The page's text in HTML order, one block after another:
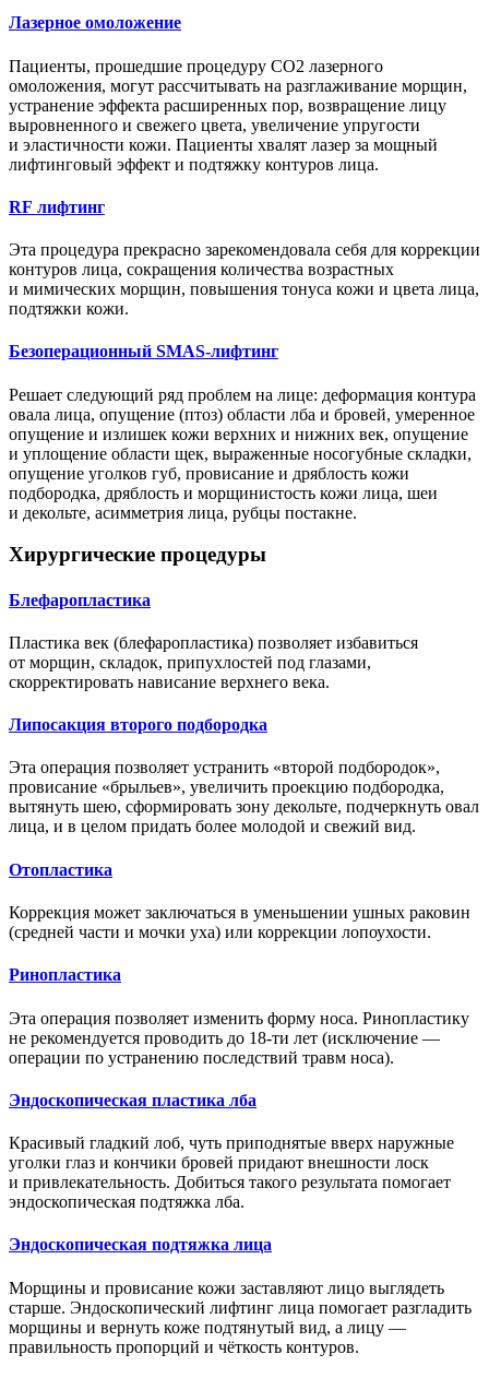
Лазерное омоложение
Пациенты, прошедшие процедуру СО2 лазерного
омоложения, могут рассчитывать на разглаживание морщин,
устранение эффекта расширенных пор, возвращение лицу
выровненного и свежего цвета, увеличение упругости
и эластичности кожи. Пациенты хвалят лазер за мощный
лифтинговый эффект и подтяжку контуров лица.
RF лифтинг
Эта процедура прекрасно зарекомендовала себя для коррекции
контуров лица, сокращения количества возрастных
и мимических морщин, повышения тонуса кожи и цвета лица,
подтяжки кожи.
Безоперационный SMAS-лифтинг
Решает следующий ряд проблем на лице: деформация контура
овала лица, опущение (птоз) области лба и бровей, умеренное
опущение и излишек кожи верхних и нижних век, опущение
и уплощение области щек, выраженные носогубные складки,
опущение уголков губ, провисание и дряблость кожи
подбородка, дряблость и морщинистость кожи лица, шеи
и декольте, асимметрия лица, рубцы постакне.
Хирургические процедуры
Блефаропластика
Пластика век (блефаропластика) позволяет избавиться
от морщин, складок, припухлостей под глазами,
скорректировать нависание верхнего века.
Липосакция второго подбородка
Эта операция позволяет устранить «второй подбородок»,
провисание «брыльев», увеличить проекцию подбородка,
вытянуть шею, сформировать зону декольте, подчеркнуть овал
лица, и в целом придать более молодой и свежий вид.
Отопластика
Коррекция может заключаться в уменьшении ушных раковин
(средней части и мочки уха) или коррекции лопоухости.
Ринопластика
Эта операция позволяет изменить форму носа. Ринопластику
не рекомендуется проводить до 18-ти лет (исключение —
операции по устранению последствий травм носа).
Эндоскопическая пластика лба
Красивый гладкий лоб, чуть приподнятые вверх наружные
уголки глаз и кончики бровей придают внешности лоск
и привлекательность. Добиться такого результата помогает
эндоскопическая подтяжка лба.
Эндоскопическая подтяжка лица
Морщины и провисание кожи заставляют лицо выглядеть
старше. Эндоскопический лифтинг лица помогает разгладить
морщины и вернуть коже подтянутый вид, а лицу —
правильность пропорций и чёткость контуров.